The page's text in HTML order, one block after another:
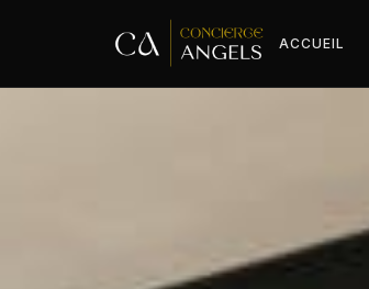
ACCUEIL